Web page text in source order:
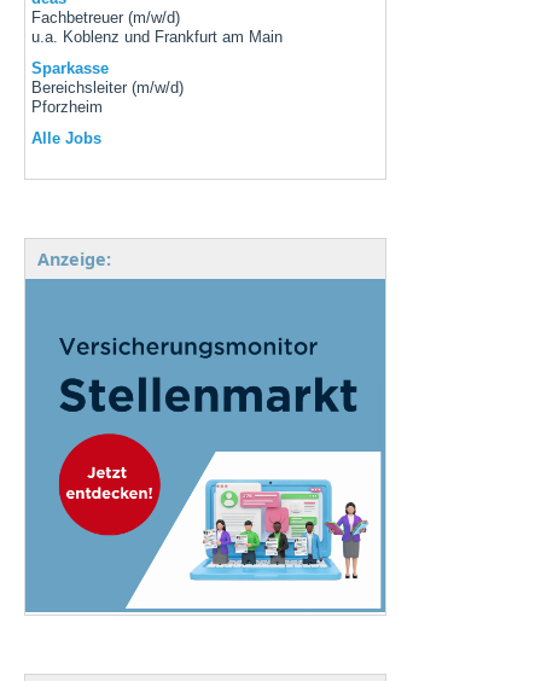
Fachbetreuer (m/w/d)
u.a. Koblenz und Frankfurt am Main
Sparkasse
Bereichsleiter (m/w/d)
Pforzheim
Alle Jobs
Anzeige: